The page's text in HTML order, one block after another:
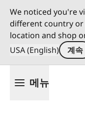
We noticed you're
different country
location and shop
USA (English)
계속
메뉴